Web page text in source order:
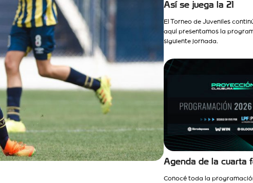
Así se juega la 21
El Torneo de Juveniles
aquí presentamos la
siguiente jornada.
Agenda de la cuarta
Conocé toda la